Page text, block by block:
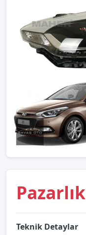
Pazarlık
Teknik Detaylar